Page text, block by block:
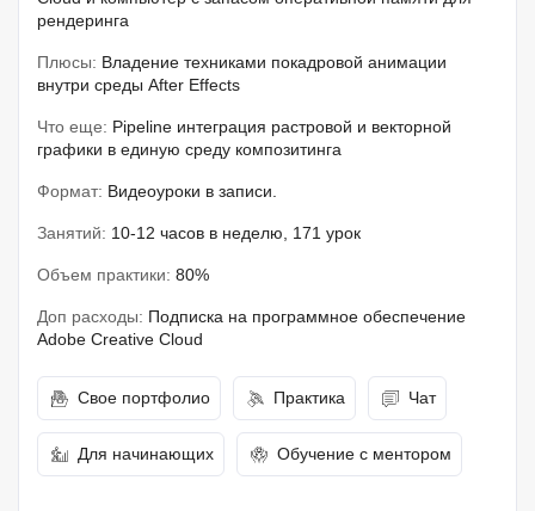
рендеринга
Плюсы: Владение техниками покадровой анимации
внутри среды After Effects
Что еще: Pipeline интеграция растровой и векторной
графики в единую среду композитинга
Формат: Видеоуроки в записи.
Занятий: 10-12 часов в неделю, 171 урок
Объем практики: 80%
Доп расходы: Подписка на программное обеспечение
Adobe Creative Cloud
Свое портфолио Практика Чат
Для начинающих Обучение с ментором